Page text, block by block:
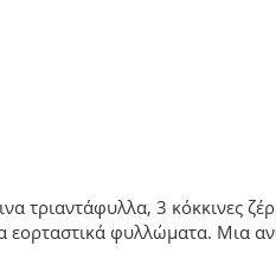
τριαντάφυλλα, 3 κόκκινες
φυλλώματα. Μια